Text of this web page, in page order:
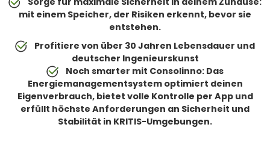
mit einem Speicher, der Risiken erkennt, bevor sie
entstehen.
Profitiere von über 30 Jahren Lebensdauer und
deutscher Ingenieurskunst
Noch smarter mit Consolinno: Das
Energiemanagementsystem optimiert deinen
Eigenverbrauch, bietet volle Kontrolle per App und
erfüllt höchste Anforderungen an Sicherheit und
Stabilität in KRITIS-Umgebungen.